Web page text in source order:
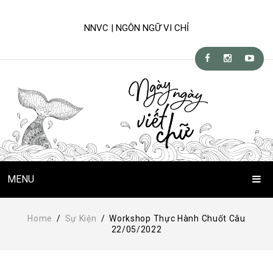
NNVC | NGÔN NGỮ VI CHỈ
MENU
Trang Chủ
Home / Sự Kiện / Workshop Thực Hành Chuốt Câu
22/05/2022